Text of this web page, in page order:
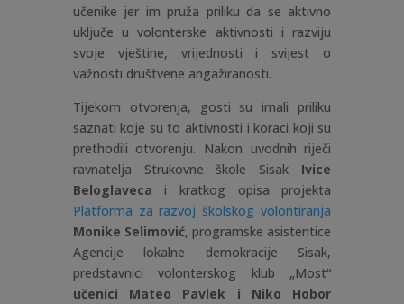
učenike jer im pruža priliku da se aktivno
uključe u volonterske aktivnosti i razviju
svoje vještine, vrijednosti i svijest o
važnosti društvene angažiranosti.
Tijekom otvorenja, gosti su imali priliku
saznati koje su to aktivnosti i koraci koji su
prethodili otvorenju. Nakon uvodnih riječi
ravnatelja Strukovne škole Sisak Ivice
Beloglaveca i kratkog opisa projekta
Platforma za razvoj školskog volontiranja
Monike Selimović, programske asistentice
Agencije lokalne demokracije Sisak,
predstavnici volonterskog klub „Most“
učenici Mateo Pavlek i Niko Hobor